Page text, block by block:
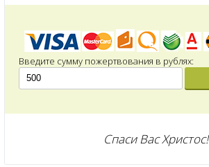
Введите сумму пожертвования в рублях:
Спаси Вас Христос!